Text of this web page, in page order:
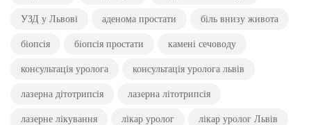
УЗД у Львові аденома простати біль внизу живота
біопсія біопсія простати камені сечоводу
консультація уролога консультація уролога львів
лазерна дітотрипсія лазерна літотрипсія
лазерне лікування лікар уролог лікар уролог Львів